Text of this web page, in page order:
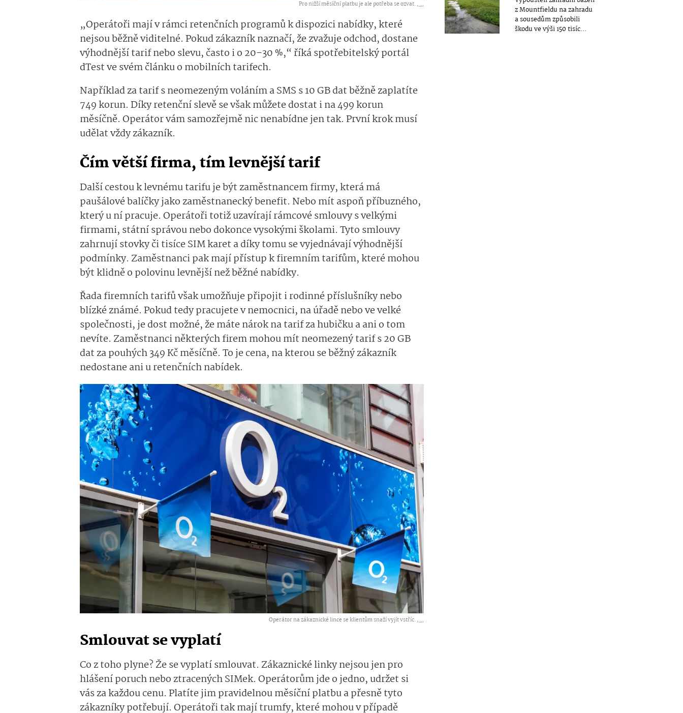
Pro nižší měsíční platbu je ale potřeba se ozvat. ,...
„Operátoři mají v rámci retenčních programů k dispozici nabídky, které
nejsou běžně viditelné. Pokud zákazník naznačí, že zvažuje odchod, dostane
výhodnější tarif nebo slevu, často i o 20–30 %,“ říká spotřebitelský portál
dTest ve svém článku o mobilních tarifech.
Například za tarif s neomezeným voláním a SMS s 10 GB dat běžně zaplatíte
749 korun. Díky retenční slevě se však můžete dostat i na 499 korun
měsíčně. Operátor vám samozřejmě nic nenabídne jen tak. První krok musí
udělat vždy zákazník.
Čím větší firma, tím levnější tarif
Další cestou k levnému tarifu je být zaměstnancem firmy, která má
paušálové balíčky jako zaměstnanecký benefit. Nebo mít aspoň příbuzného,
který u ní pracuje. Operátoři totiž uzavírají rámcové smlouvy s velkými
firmami, státní správou nebo dokonce vysokými školami. Tyto smlouvy
zahrnují stovky či tisíce SIM karet a díky tomu se vyjednávají výhodnější
podmínky. Zaměstnanci pak mají přístup k firemním tarifům, které mohou
být klidně o polovinu levnější než běžné nabídky.
Řada firemních tarifů však umožňuje připojit i rodinné příslušníky nebo
blízké známé. Pokud tedy pracujete v nemocnici, na úřadě nebo ve velké
společnosti, je dost možné, že máte nárok na tarif za hubičku a ani o tom
nevíte. Zaměstnanci některých firem mohou mít neomezený tarif s 20 GB
dat za pouhých 349 Kč měsíčně. To je cena, na kterou se běžný zákazník
nedostane ani u retenčních nabídek.
Operátor na zákaznické lince se klientům snaží vyjít vstříc. ,...
Smlouvat se vyplatí
Co z toho plyne? Že se vyplatí smlouvat. Zákaznické linky nejsou jen pro
hlášení poruch nebo ztracených SIMek. Operátorům jde o jedno, udržet si
vás za každou cenu. Platíte jim pravidelnou měsíční platbu a přesně tyto
zákazníky potřebují. Operátoři tak mají trumfy, které mohou v případě
z Mountfieldu na zahradu
a sousedům způsobili
škodu ve výši 150 tisíc...